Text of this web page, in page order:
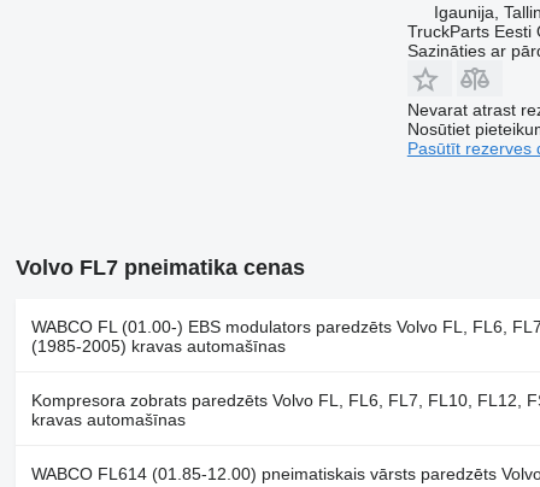
Igaunija,
TruckParts Eesti
Sazināties ar
Nevarat atrast
Nosūtiet
Pasūtīt rezerves
Volvo FL7 pneimatika cenas
WABCO FL (01.00-) EBS modulators paredzēts Volvo FL, FL6,
(1985-2005) kravas automašīnas
Kompresora zobrats paredzēts Volvo FL, FL6, FL7, FL10, FL12,
kravas automašīnas
WABCO FL614 (01.85-12.00) pneimatiskais vārsts paredzēts